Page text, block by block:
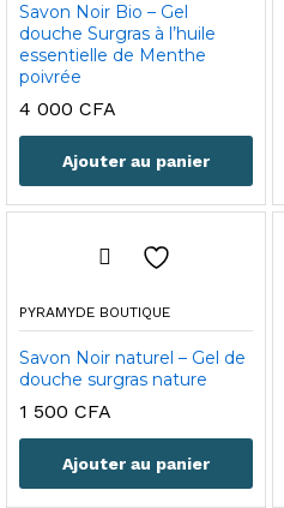
Savon Noir Bio – Gel
douche Surgras à l’huile
essentielle de Menthe
poivrée
4 000 CFA
Ajouter au panier
PYRAMYDE BOUTIQUE
Savon Noir naturel – Gel de
douche surgras nature
1 500 CFA
Ajouter au panier